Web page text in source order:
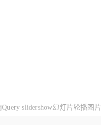
jQuery slidershow幻灯片轮播图